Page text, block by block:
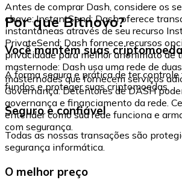
Antes de comprar Dash, considere os
chave: InstantSend: Dash oferece
instantâneas através de seu recurso
PrivateSend: Dash fornece recursos
privacidade para melhor anonimato de
masternode: Dash usa uma rede de
masternodes que fornecem serviços
Governança: Detentores de DASH
governança e financiamento da rede.
entender como sua rede funciona e
com segurança.
Por que Bitnovo?
Você mantém suas
A forma segura e prática de ter controle
fundos e proteger suas criptomoedas.
Seguro e confiável
Todas as nossas transações são
segurança informática.
O melhor preço